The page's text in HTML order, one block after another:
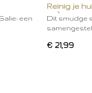
een
Reinig je
cm)
Dit smudge
€ 21,99